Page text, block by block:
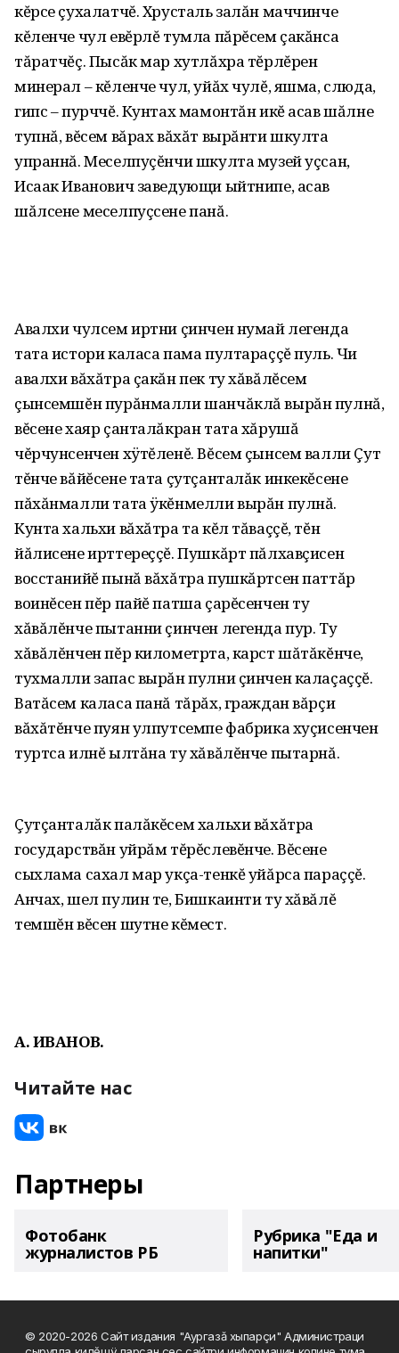
кĕрсе çухалатчĕ. Хрусталь залăн маччинче
кĕленче чул евĕрлĕ тумла пăрĕсем çакăнса
тăратчĕç. Пысăк мар хутлăхра тĕрлĕрен
минерал – кĕленче чул, уйăх чулĕ, яшма, слюда,
гипс – пурччĕ. Кунтах мамонтăн икĕ асав шăлне
тупнă, вĕсем вăрах вăхăт вырăнти шкулта
упраннă. Меселпуçĕнчи шкулта музей уçсан,
Исаак Иванович заведующи ыйтнипе, асав
шăлсене меселпуçсене панă.
Авалхи чулсем иртни çинчен нумай легенда
тата истори каласа пама пултараççĕ пуль. Чи
авалхи вăхăтра çакăн пек ту хăвăлĕсем
çынсемшĕн пурăнмалли шанчăклă вырăн пулнă,
вĕсене хаяр çанталăкран тата хăрушă
чĕрчунсенчен хÿтĕленĕ. Вĕсем çынсем валли Çут
тĕнче вăйĕсене тата çутçанталăк инкекĕсене
пăхăнмалли тата ÿкĕнмелли вырăн пулнă.
Кунта хальхи вăхăтра та кĕл тăваççĕ, тĕн
йăлисене ирттереççĕ. Пушкăрт пăлхавçисен
восстанийĕ пынă вăхăтра пушкăртсен паттăр
воинĕсен пĕр пайĕ патша çарĕсенчен ту
хăвăлĕнче пытанни çинчен легенда пур. Ту
хăвăлĕнчен пĕр километрта, карст шăтăкĕнче,
тухмалли запас вырăн пулни çинчен калаçаççĕ.
Ватăсем каласа панă тăрăх, граждан вăрçи
вăхăтĕнче пуян улпутсемпе фабрика хуçисенчен
туртса илнĕ ылтăна ту хăвăлĕнче пытарнă.
Çутçанталăк палăкĕсем хальхи вăхăтра
государствăн уйрăм тĕрĕслевĕнче. Вĕсене
сыхлама сахал мар укçа-тенкĕ уйăрса параççĕ.
Анчах, шел пулин те, Бишкаинти ту хăвăлĕ
темшĕн вĕсен шутне кĕмест.
А. ИВАНОВ.
Читайте нас
Партнеры
Фотобанк
журналистов РБ
Рубрика "Еда и
напитки"
© 2020-2026 Сайт издания "Аургазă хыпарçи" Администраци